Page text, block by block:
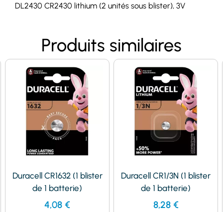
DL2430 CR2430 lithium (2 unités sous blister), 3V
Produits similaires
Duracell CR1632 (1 blister
de 1 batterie)
4,08 €
Duracell CR1/3N (1 blister
de 1 batterie)
8,28 €